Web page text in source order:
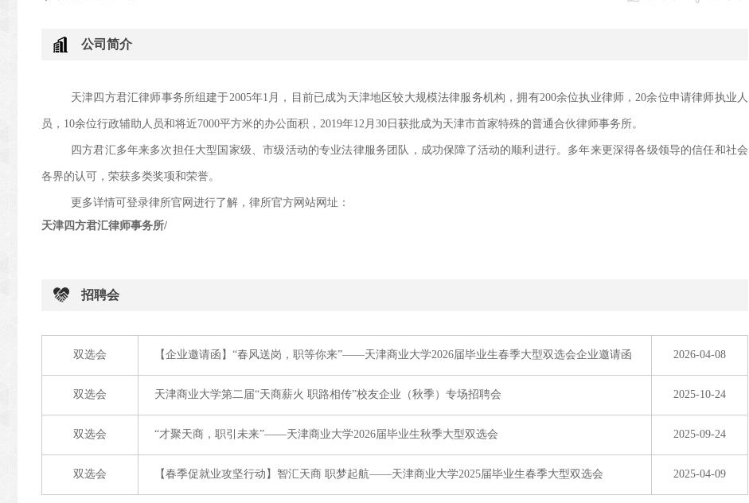
公司简介
天津四方君汇律师事务所组建于2005年1月，目前已成为天津地区较大规模法律服务机构，拥有200余位执业律师，20余位申请律师执业人
员，10余位行政辅助人员和将近7000平方米的办公面积，2019年12月30日获批成为天津市首家特殊的普通合伙律师事务所。
四方君汇多年来多次担任大型国家级、市级活动的专业法律服务团队，成功保障了活动的顺利进行。多年来更深得各级领导的信任和社会
各界的认可，荣获多类奖项和荣誉。
更多详情可登录律所官网进行了解，律所官方网站网址：
天津四方君汇律师事务所/
招聘会
双选会 【企业邀请函】“春风送岗，职等你来”——天津商业大学2026届毕业生春季大型双选会企业邀请函 2026-04-08
双选会 天津商业大学第二届“天商薪火 职路相传”校友企业（秋季）专场招聘会 2025-10-24
双选会 “才聚天商，职引未来”——天津商业大学2026届毕业生秋季大型双选会 2025-09-24
双选会 【春季促就业攻坚行动】智汇天商 职梦起航——天津商业大学2025届毕业生春季大型双选会 2025-04-09